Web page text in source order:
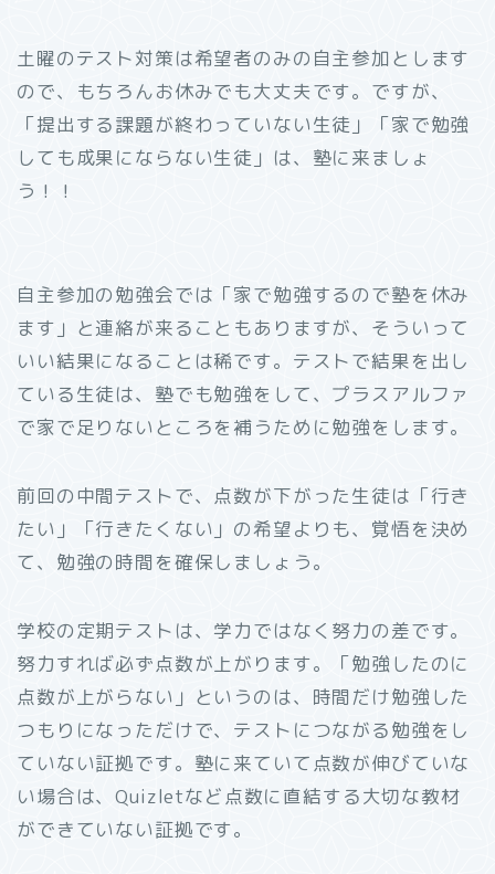
土曜のテスト対策は希望者のみの自主参加とします
ので、もちろんお休みでも大丈夫です。ですが、
「提出する課題が終わっていない生徒」「家で勉強
しても成果にならない生徒」は、塾に来ましょ
う！！
自主参加の勉強会では「家で勉強するので塾を休み
ます」と連絡が来ることもありますが、そういって
いい結果になることは稀です。テストで結果を出し
ている生徒は、塾でも勉強をして、プラスアルファ
で家で足りないところを補うために勉強をします。
前回の中間テストで、点数が下がった生徒は「行き
たい」「行きたくない」の希望よりも、覚悟を決め
て、勉強の時間を確保しましょう。
学校の定期テストは、学力ではなく努力の差です。
努力すれば必ず点数が上がります。「勉強したのに
点数が上がらない」というのは、時間だけ勉強した
つもりになっただけで、テストにつながる勉強をし
ていない証拠です。塾に来ていて点数が伸びていな
い場合は、Quizletなど点数に直結する大切な教材
ができていない証拠です。